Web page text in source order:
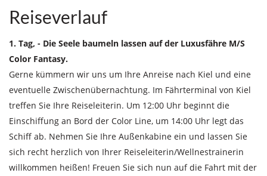
Reiseverlauf
1. Tag, - Die Seele baumeln lassen auf der Luxusfähre M/S
Color Fantasy.
Gerne kümmern wir uns um Ihre Anreise nach Kiel und eine
eventuelle Zwischenübernachtung. Im Fährterminal von Kiel
treffen Sie Ihre Reiseleiterin. Um 12:00 Uhr beginnt die
Einschiffung an Bord der Color Line, um 14:00 Uhr legt das
Schiff ab. Nehmen Sie Ihre Außenkabine ein und lassen Sie
sich recht herzlich von Ihrer Reiseleiterin/Wellnestrainerin
willkommen heißen! Freuen Sie sich nun auf die Fahrt mit der